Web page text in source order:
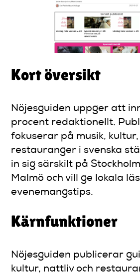
Kort översikt
Nöjesguiden uppger att
procent redaktionellt.
fokuserar på musik,
restauranger i svenska
in sig särskilt på
Malmö och vill ge lokala
evenemangstips.
Kärnfunktioner
Nöjesguiden publicerar
kultur, nattliv och